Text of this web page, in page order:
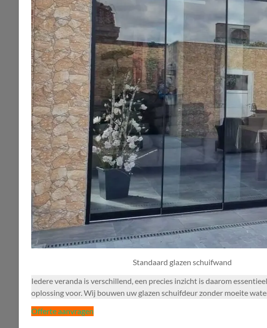
Standaard glazen schuifwand
Iedere veranda is verschillend, een precies inzicht is daarom
oplossing voor. Wij bouwen uw glazen schuifdeur zonder moeite
Offerte aanvragen